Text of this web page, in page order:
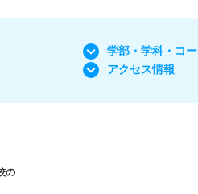
学部・学科 ・コ
アクセス情報
の